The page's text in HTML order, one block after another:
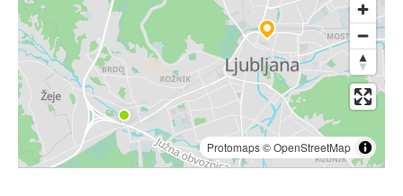
Protomaps©OpenStreetMap